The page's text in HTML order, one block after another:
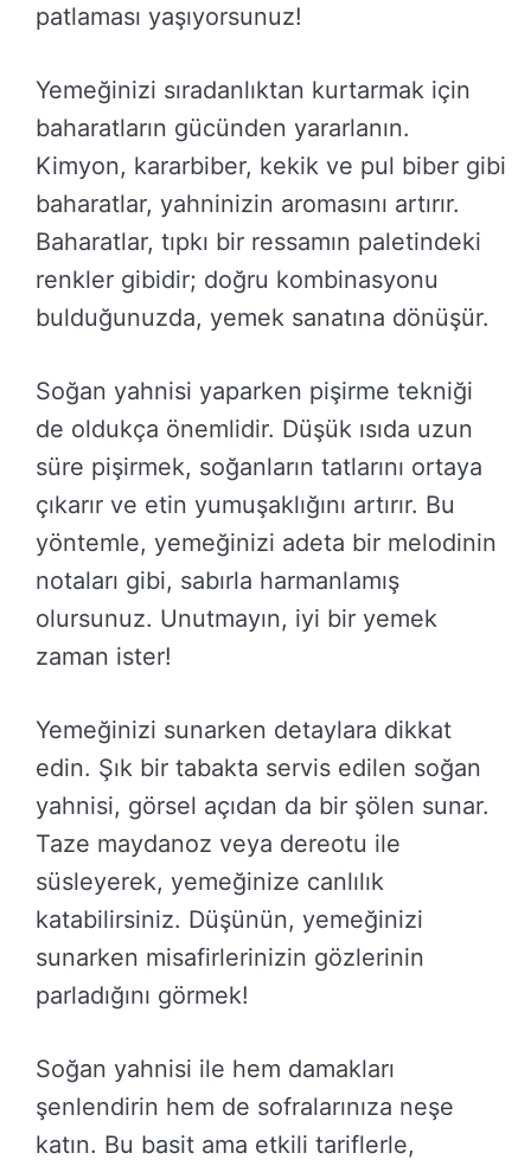
patlaması yaşıyorsunuz!
Yemeğinizi sıradanlıktan kurtarmak için
baharatların gücünden yararlanın.
Kimyon, kararbiber, kekik ve pul biber gibi
baharatlar, yahninizin aromasını artırır.
Baharatlar, tıpkı bir ressamın paletindeki
renkler gibidir; doğru kombinasyonu
bulduğunuzda, yemek sanatına dönüşür.
Soğan yahnisi yaparken pişirme tekniği
de oldukça önemlidir. Düşük ısıda uzun
süre pişirmek, soğanların tatlarını ortaya
çıkarır ve etin yumuşaklığını artırır. Bu
yöntemle, yemeğinizi adeta bir melodinin
notaları gibi, sabırla harmanlamış
olursunuz. Unutmayın, iyi bir yemek
zaman ister!
Yemeğinizi sunarken detaylara dikkat
edin. Şık bir tabakta servis edilen soğan
yahnisi, görsel açıdan da bir şölen sunar.
Taze maydanoz veya dereotu ile
süsleyerek, yemeğinize canlılık
katabilirsiniz. Düşünün, yemeğinizi
sunarken misafirlerinizin gözlerinin
parladığını görmek!
Soğan yahnisi ile hem damakları
şenlendirin hem de sofralarınıza neşe
katın. Bu basit ama etkili tariflerle,